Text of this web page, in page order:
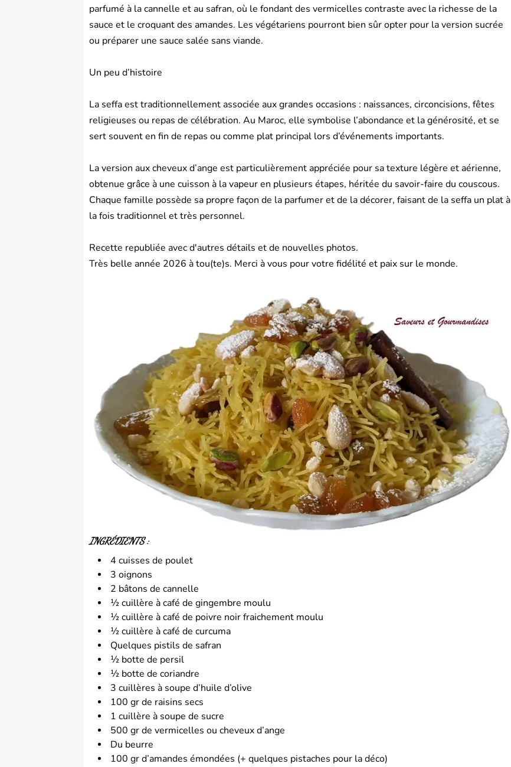
parfumé à la cannelle et au safran, où le fondant des vermicelles contraste avec la richesse de la
sauce et le croquant des amandes. Les végétariens pourront bien sûr opter pour la version sucrée
ou préparer une sauce salée sans viande.
Un peu d’histoire
La seffa est traditionnellement associée aux grandes occasions : naissances, circoncisions, fêtes
religieuses ou repas de célébration. Au Maroc, elle symbolise l’abondance et la générosité, et se
sert souvent en fin de repas ou comme plat principal lors d’événements importants.
La version aux cheveux d’ange est particulièrement appréciée pour sa texture légère et aérienne,
obtenue grâce à une cuisson à la vapeur en plusieurs étapes, héritée du savoir-faire du couscous.
Chaque famille possède sa propre façon de la parfumer et de la décorer, faisant de la seffa un plat à
la fois traditionnel et très personnel.
Recette republiée avec d'autres détails et de nouvelles photos.
Très belle année 2026 à tou(te)s. Merci à vous pour votre fidélité et paix sur le monde.
INGRÉDIENTS :
4 cuisses de poulet
3oignons
2 bâtons de cannelle
½ cuillère à café de gingembre moulu
½ cuillère à café de poivre noir fraichement moulu
½ cuillère à café de curcuma
Quelques pistils de safran
½ botte de persil
½ botte de coriandre
3 cuillères à soupe d’huile d’olive
100 gr de raisins secs
1 cuillère à soupe de sucre
500 gr de vermicelles ou cheveux d’ange
Du beurre
100 gr d’amandes émondées (+ quelques pistaches pour la déco)